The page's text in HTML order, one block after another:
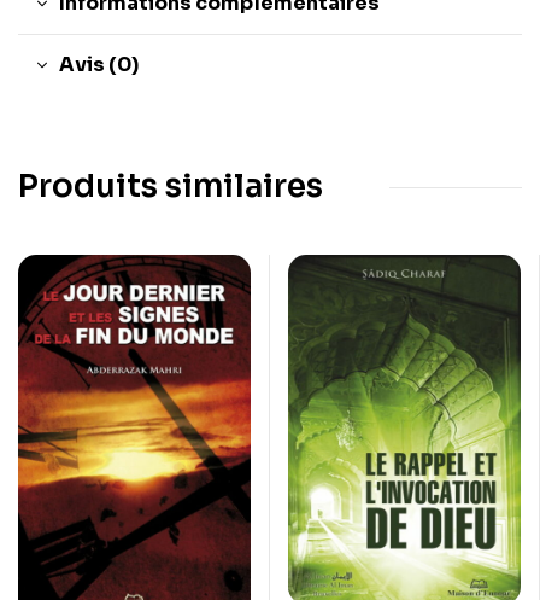
Avis (0)
Produits similaires